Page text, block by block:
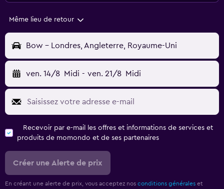
Même lieu de retour
Bow - Londres, Angleterre, Royaume-Uni
ven. 14/8 Midi - ven. 21/8 Midi
Recevoir par e-mail les offres et informations de services et
produits de momondo et de ses partenaires
Créer une Alerte de prix
En créant une alerte de prix, vous acceptez nos conditions générales et